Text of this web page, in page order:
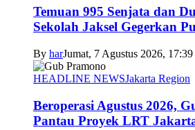
Temuan 995 Senjata dan
Sekolah Jaksel Gegerkan
By harJumat, 7 Agustus 2026, 17:39
HEADLINE NEWSJakarta Region
Beroperasi Agustus 2026,
Pantau Proyek LRT